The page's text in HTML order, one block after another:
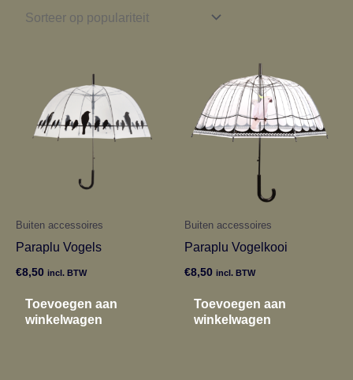
Buiten accessoires
Paraplu Vogels
€8,50 incl. BTW
Toevoegen aan
winkelwagen
Buiten accessoires
Paraplu Vogelkooi
€8,50 incl. BTW
Toevoegen aan
winkelwagen